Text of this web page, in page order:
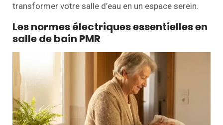
transformer votre salle d’eau en un espace serein.
Les normes électriques essentielles en
salle de bain PMR